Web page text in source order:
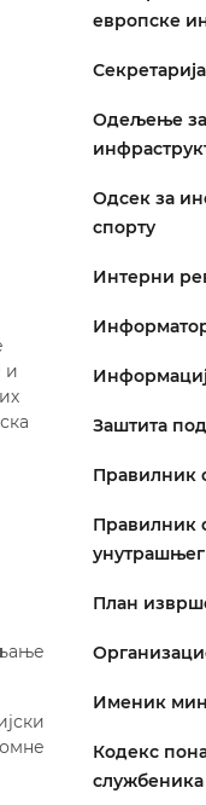
и
европске
Одељење
Одсек за
спорту
Интерни
Заштита
Правилник
Правилник
План
Именик
Кодекс
службеника